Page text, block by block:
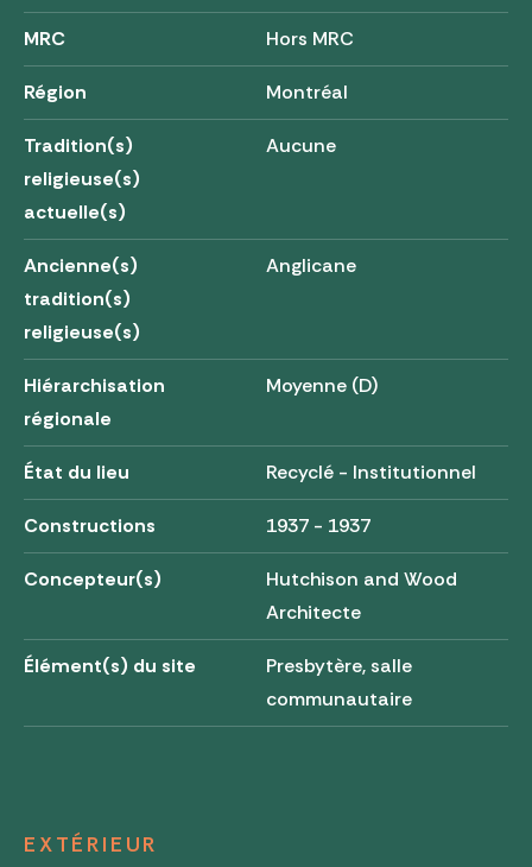
MRC Hors MRC
Région Montréal
Tradition(s)
religieuse(s)
actuelle(s)
Aucune
Ancienne(s)
tradition(s)
religieuse(s)
Anglicane
Hiérarchisation
régionale
Moyenne (D)
État du lieu Recyclé - Institutionnel
Constructions 1937 - 1937
Concepteur(s)
Hutchison and Wood
Architecte
Élément(s) du site
Presbytère, salle
communautaire
EXTÉRIEUR